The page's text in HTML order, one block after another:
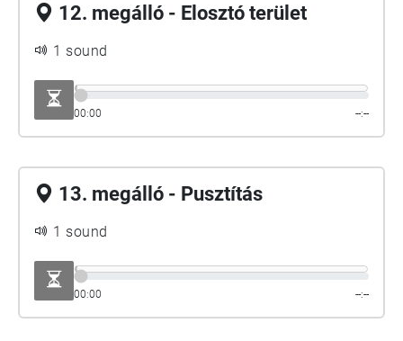
12. megálló - Elosztó terület
1 sound
00:00 --:--
13. megálló - Pusztítás
1 sound
00:00 --:--